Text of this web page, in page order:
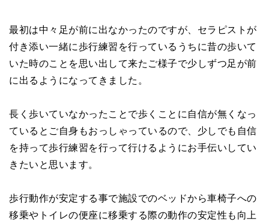
最初は中々足が前に出なかったのですが、セラピストが
付き添い一緒に歩行練習を行っているうちに昔の歩いて
いた時のことを思い出して来たご様子で少しずつ足が前
に出るようになってきました。
長く歩いていなかったことで歩くことに自信が無くなっ
ているとご自身もおっしゃっているので、少しでも自信
を持って歩行練習を行って行けるようにお手伝いしてい
きたいと思います。
歩行動作が安定する事で施設でのベッドから車椅子への
移乗やトイレの便座に移乗する際の動作の安定性も向上